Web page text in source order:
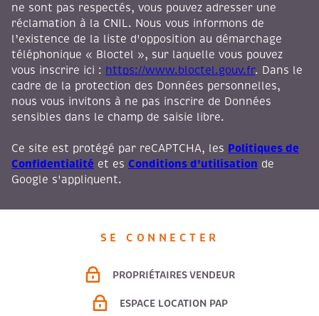
ne sont pas respectés, vous pouvez adresser une
réclamation à la CNIL. Nous vous informons de
l’existence de la liste d'opposition au démarchage
téléphonique « Bloctel », sur laquelle vous pouvez
vous inscrire ici : https://www.bloctel.gouv.fr. Dans le
cadre de la protection des Données personnelles,
nous vous invitons à ne pas inscrire de Données
sensibles dans le champ de saisie libre.
Ce site est protégé par reCAPTCHA, les Politiques de
Confidentialité et es Conditions d'utilisation de
Google s'appliquent.
SE CONNECTER
PROPRIÉTAIRES VENDEUR
ESPACE LOCATION PAP